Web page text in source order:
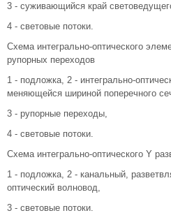
3 - суживающийся край
4 - световые потоки.
Схема интегрально-оптического
рупорных переходов
1 - подложка, 2 - интегрально-
меняющейся шириной поперечного
3 - рупорные переходы,
4 - световые потоки.
Схема интегрально-оптического Y
1 - подложка, 2 - канальный,
оптический волновод,
3 - световые потоки.